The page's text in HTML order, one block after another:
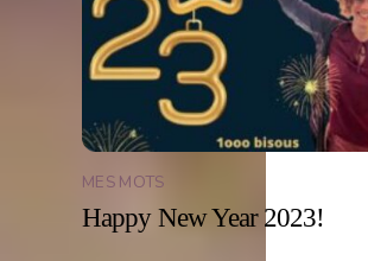
MES MOTS
Happy New Year 2023!